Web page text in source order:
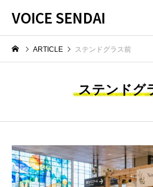
VOICE SENDAI
ARTICLE ステンドグラス前
ステンドグ